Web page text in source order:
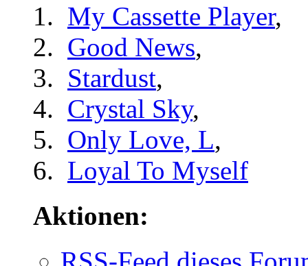
My Cassette Player,
Good News,
Stardust,
Crystal Sky,
Only Love, L,
Loyal To Myself
Aktionen: